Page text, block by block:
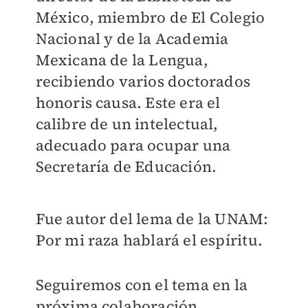
México, miembro de El Colegio
Nacional y de la Academia
Mexicana de la Lengua,
recibiendo varios doctorados
honoris causa. Este era el
calibre de un intelectual,
adecuado para ocupar una
Secretaría de Educación.
Fue autor del lema de la UNAM:
Por mi raza hablará el espíritu.
Seguiremos con el tema en la